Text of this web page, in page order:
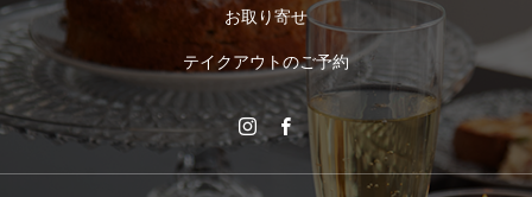
お取り寄せ
テイクアウトのご予約